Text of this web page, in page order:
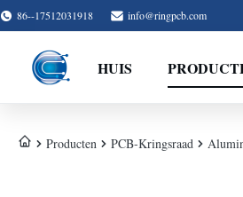
86--17512031918 info@ringpcb.com
HUIS
Producten PCB-Kringsraad